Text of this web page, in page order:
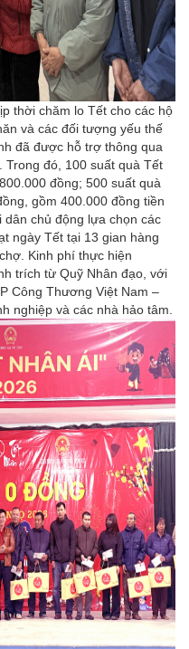
thời chăm lo Tết cho các hộ
và các đối tượng yếu thế
đã được hỗ trợ thông qua
đó, 100 suất quà Tết
đồng; 500 suất quà
gồm 400.000 đồng tiền
chủ động lựa chọn các
ngày Tết tại 13 gian hàng
Kinh phí thực hiện
trích từ Quỹ Nhân đạo, với
Công Thương Việt Nam –
nghiệp và các nhà hảo tâm.